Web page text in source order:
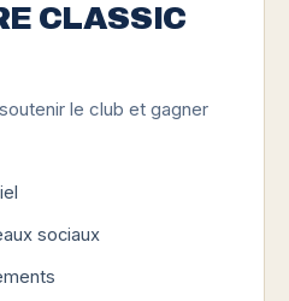
CLASSIC
le club et gagner
sociaux